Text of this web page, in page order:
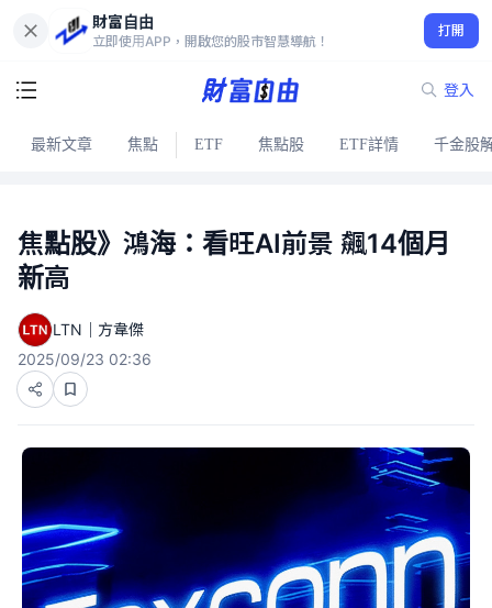
財富自由
立即使用APP，開啟您的股市智慧導航！
打開
登入
最新文章 焦點 ETF 焦點股 ETF詳情 千金股
焦點股》鴻海：看旺AI前景 飆14個月
新高
LTN｜方韋傑
2025/09/23 02:36